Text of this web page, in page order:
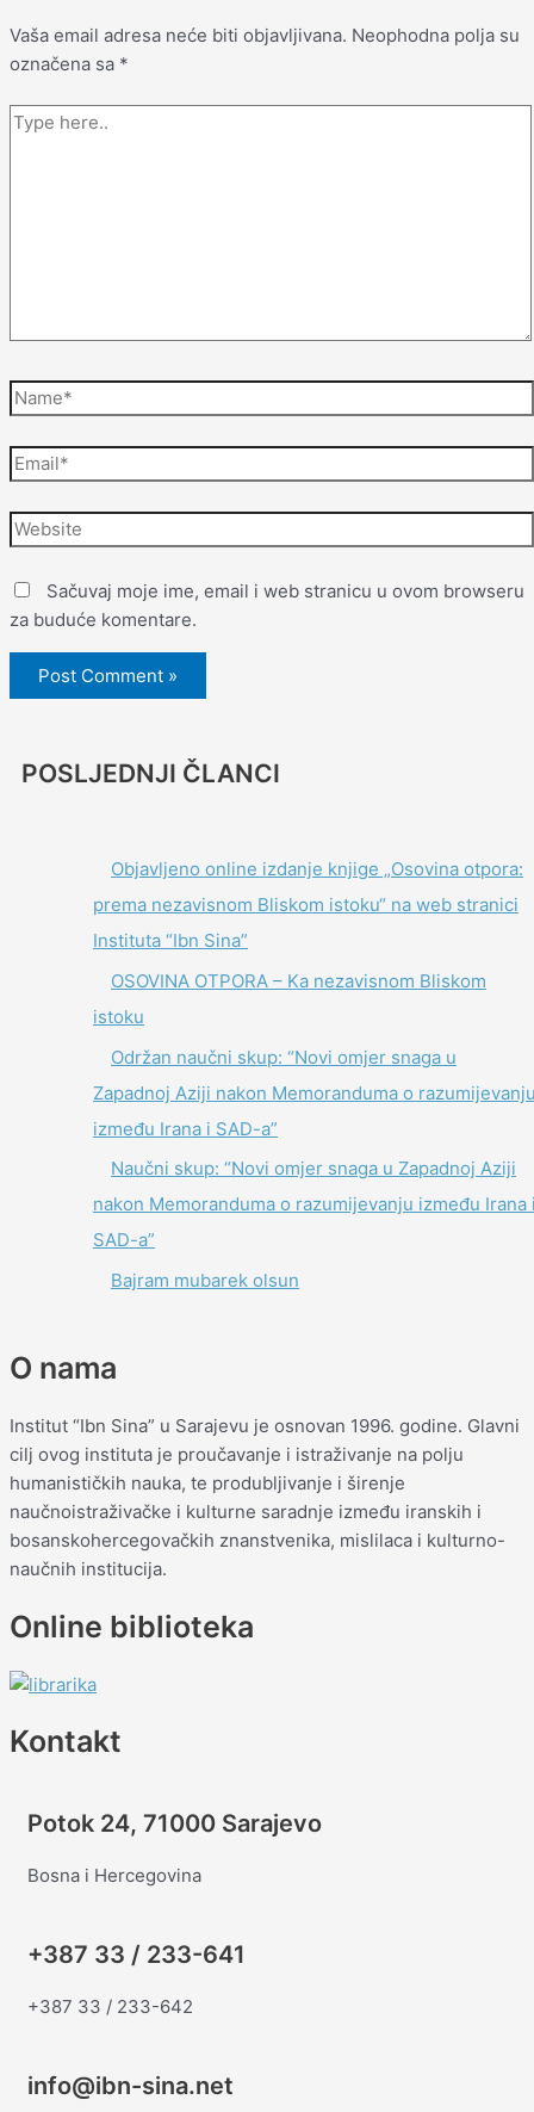
Vaša email adresa neće biti objavljivana. Neophodna polja su
označena sa *
Sačuvaj moje ime, email i web stranicu u ovom browseru
za buduće komentare.
POSLJEDNJI ČLANCI
Objavljeno online izdanje knjige „Osovina otpora:
prema nezavisnom Bliskom istoku“ na web stranici
Instituta “Ibn Sina”
OSOVINA OTPORA – Ka nezavisnom Bliskom
istoku
Održan naučni skup: “Novi omjer snaga u
Zapadnoj Aziji nakon Memoranduma o
između Irana i SAD-a”
Naučni skup: “Novi omjer snaga u Zapadnoj Aziji
nakon Memoranduma o razumijevanju između Irana
SAD-a”
Bajram mubarek olsun
O nama
Institut “Ibn Sina” u Sarajevu je osnovan 1996. godine. Glavni
cilj ovog instituta je proučavanje i istraživanje na polju
humanističkih nauka, te produbljivanje i širenje
naučnoistraživačke i kulturne saradnje između iranskih i
bosanskohercegovačkih znanstvenika, mislilaca i kulturno-
naučnih institucija.
Online biblioteka
Kontakt
Potok 24, 71000 Sarajevo
Bosna i Hercegovina
+387 33 / 233-641
+387 33 / 233-642
info@ibn-sina.net